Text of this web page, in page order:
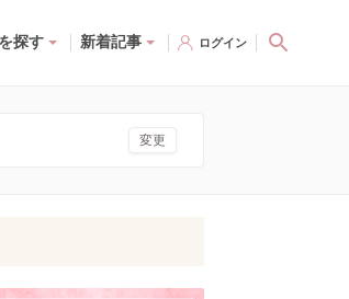
探す 新着記事 ログイン
変更